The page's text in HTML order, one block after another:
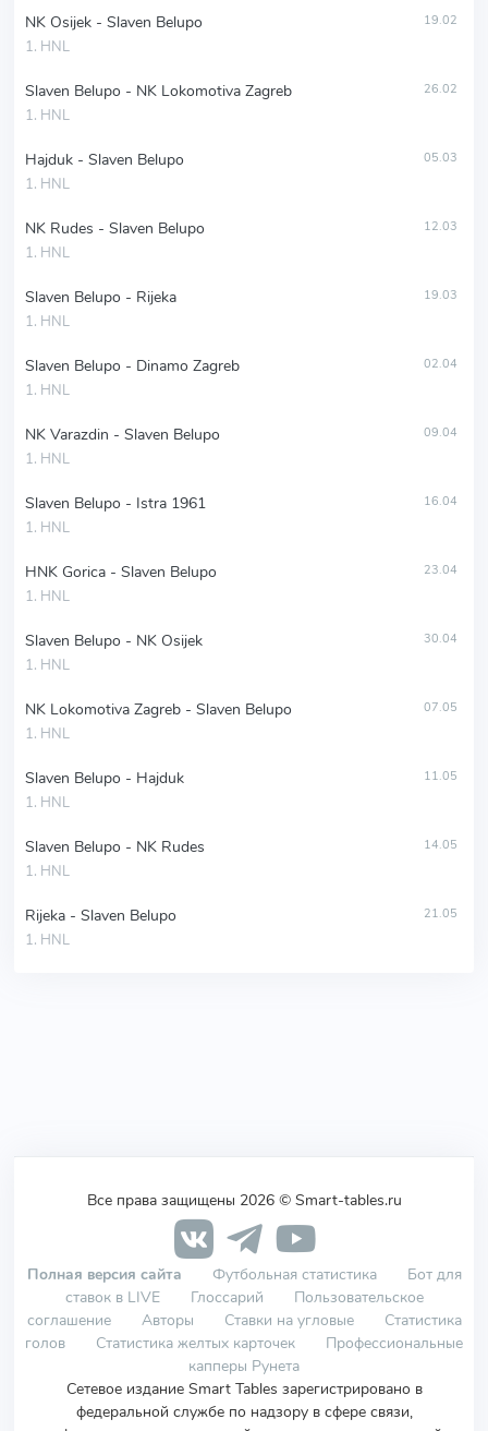
NK Osijek - Slaven Belupo
1. HNL
19.02
Slaven Belupo - NK Lokomotiva Zagreb
1. HNL
26.02
Hajduk - Slaven Belupo
1. HNL
05.03
NK Rudes - Slaven Belupo
1. HNL
12.03
Slaven Belupo - Rijeka
1. HNL
19.03
Slaven Belupo - Dinamo Zagreb
1. HNL
02.04
NK Varazdin - Slaven Belupo
1. HNL
09.04
Slaven Belupo - Istra 1961
1. HNL
16.04
HNK Gorica - Slaven Belupo
1. HNL
23.04
Slaven Belupo - NK Osijek
1. HNL
30.04
NK Lokomotiva Zagreb - Slaven Belupo
1. HNL
07.05
Slaven Belupo - Hajduk
1. HNL
11.05
Slaven Belupo - NK Rudes
1. HNL
14.05
Rijeka - Slaven Belupo
1. HNL
21.05
Все права защищены 2026 © Smart-tables.ru
Полная версия сайта Футбольная статистика
Бот для
ставок в LIVE
Глоссарий
Пользовательское
соглашение
Авторы Ставки на угловые
Статистика
голов
Статистика желтых карточек
Профессиональные
капперы Рунета
Сетевое издание Smart Tables зарегистрировано в
федеральной службе по надзору в сфере связи,